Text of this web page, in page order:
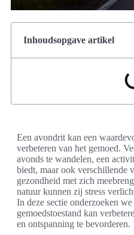
Inhoudsopgave artikel
Een avondrit kan een
verbeteren van het gemoed.
avonds te wandelen, een
biedt, maar ook verschillende
gezondheid met zich
natuur kunnen zij stress
In deze sectie onderzoeken
gemoedstoestand kan
en ontspanning te bevorderen.